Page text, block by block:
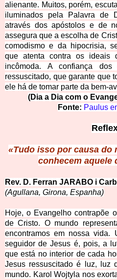
alienante. Muitos, porém,
iluminados pela Palavra de
através dos apóstolos e de
assegura que a escolha de
comodismo e da hipocrisia,
que atenta contra os ideais
incômoda. A confiança
ressuscitado, que garante que
ele há de tomar parte da bem-
(Dia a Dia com o
Fonte: Paulus
«Tudo isso por causa do
conhecem aquele
Rev. D. Ferran JARABO i
(Agullana, Girona, Espanha)
Hoje, o Evangelho contrapõe
de Cristo. O mundo
encontramos em nossa vida.
seguidor de Jesus é, pois, a
que está no interior de cada
Jesus ressuscitado é luz, luz
mundo. Karol Wojtyla nos